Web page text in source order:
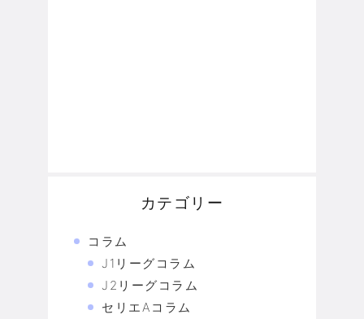
カテゴリー
コラム
J1リーグコラム
J2リーグコラム
セリエAコラム